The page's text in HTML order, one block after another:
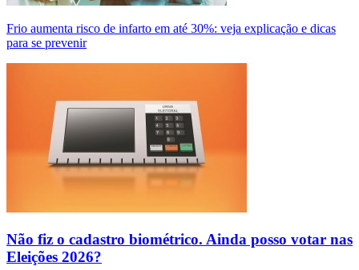
Frio aumenta risco de infarto em até 30%: veja explicação e dicas
para se prevenir
Não fiz o cadastro biométrico. Ainda posso votar nas
Eleições 2026?